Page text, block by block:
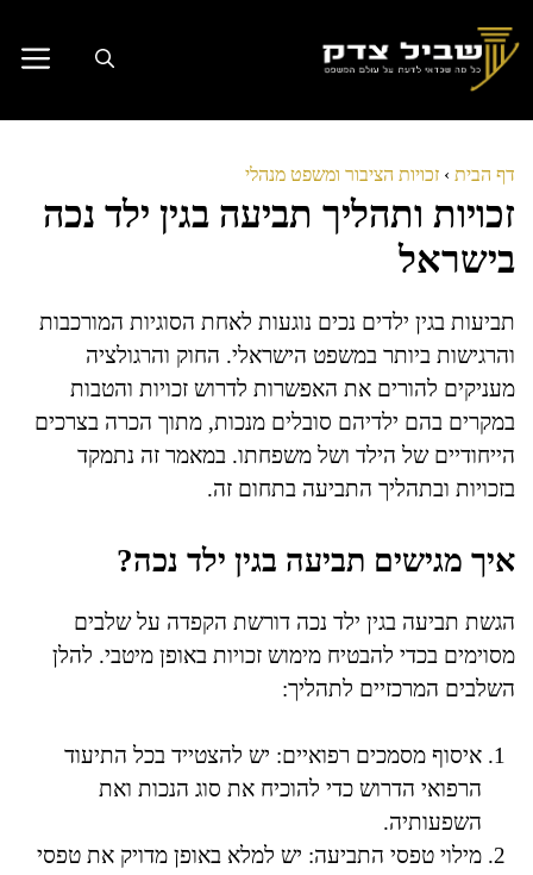
לתוכן
דף הבית › זכויות הציבור ומשפט מנהלי
זכויות ותהליך תביעה בגין ילד נכה
בישראל
תביעות בגין ילדים נכים נוגעות לאחת הסוגיות המורכבות
והרגישות ביותר במשפט הישראלי. החוק והרגולציה
מעניקים להורים את האפשרות לדרוש זכויות והטבות
במקרים בהם ילדיהם סובלים מנכות, מתוך הכרה בצרכים
הייחודיים של הילד ושל משפחתו. במאמר זה נתמקד
בזכויות ובתהליך התביעה בתחום זה.
איך מגישים תביעה בגין ילד נכה?
הגשת תביעה בגין ילד נכה דורשת הקפדה על שלבים
מסוימים בכדי להבטיח מימוש זכויות באופן מיטבי. להלן
השלבים המרכזיים לתהליך:
איסוף מסמכים רפואיים: יש להצטייד בכל התיעוד
הרפואי הדרוש כדי להוכיח את סוג הנכות ואת
השפעותיה.
מילוי טפסי התביעה: יש למלא באופן מדויק את טפסי